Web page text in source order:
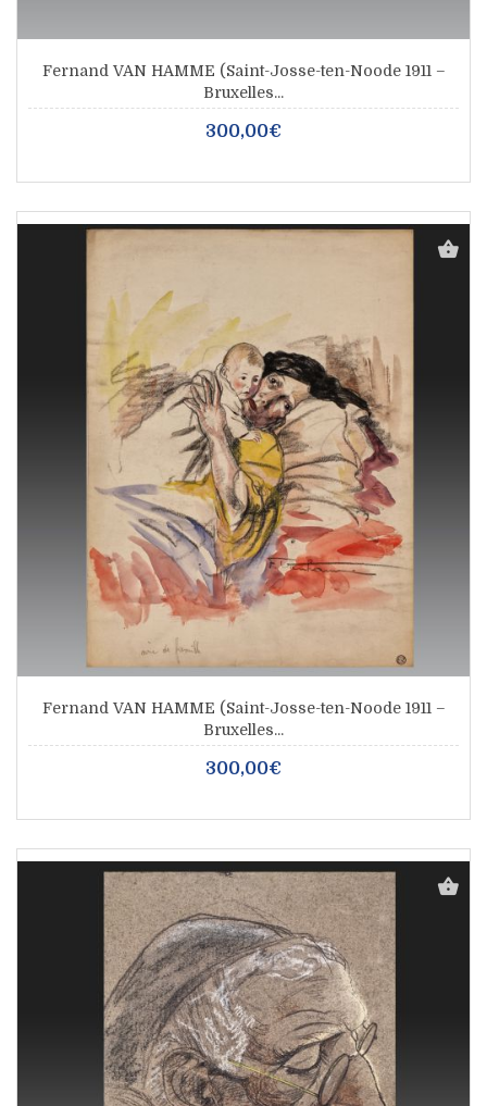
Fernand VAN HAMME (Saint-Josse-ten-Noode 1911 –
Bruxelles...
300,00€
Fernand VAN HAMME (Saint-Josse-ten-Noode 1911 –
Bruxelles...
300,00€